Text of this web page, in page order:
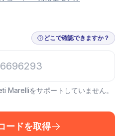
どこで確認できますか？
Marelliをサポートしていません。
ードを取得